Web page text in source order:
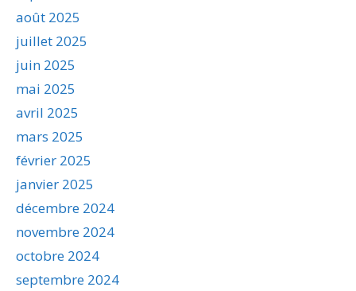
août 2025
juillet 2025
juin 2025
mai 2025
avril 2025
mars 2025
février 2025
janvier 2025
décembre 2024
novembre 2024
octobre 2024
septembre 2024